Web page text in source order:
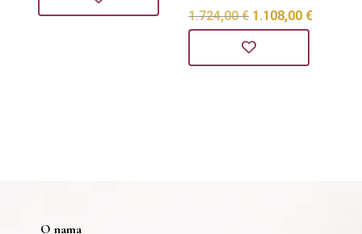
bila
1.724,00€ Izvorna
cijena
bila
1.108,00€
O nama